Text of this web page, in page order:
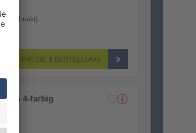
PREISE & BESTELLUNG
4-farbig